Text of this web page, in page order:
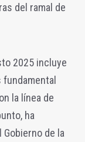
del ramal de
2025 incluye
fundamental
la línea de
ha
de la